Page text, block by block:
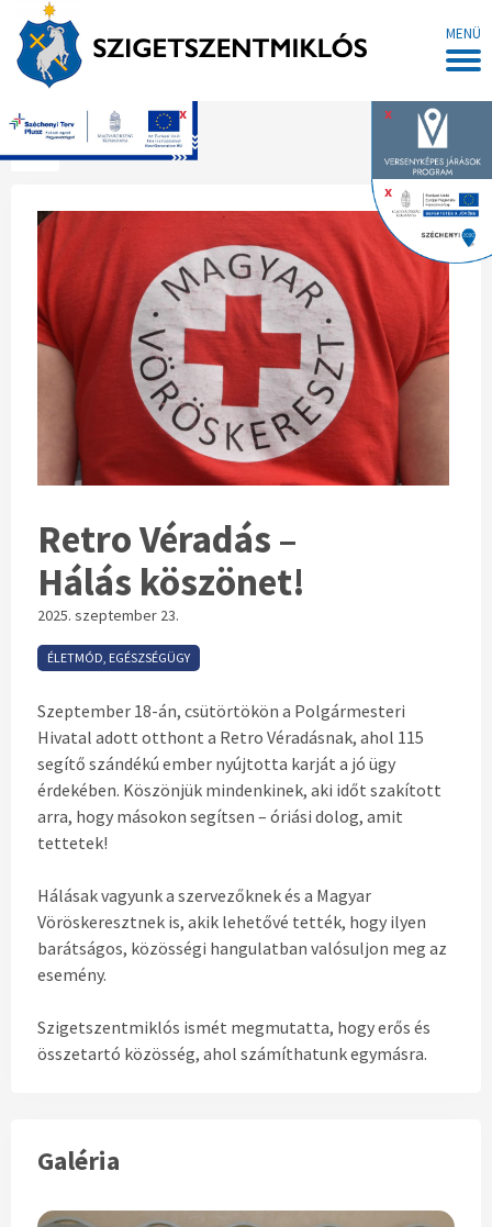
MENÜ
x
x
x
Főoldal
Retro Véradás –
Hálás köszönet!
2025. szeptember 23.
ÉLETMÓD, EGÉSZSÉGÜGY
Szeptember 18-án, csütörtökön a Polgármesteri
Hivatal adott otthont a Retro Véradásnak, ahol 115
segítő szándékú ember nyújtotta karját a jó ügy
érdekében. Köszönjük mindenkinek, aki időt szakított
arra, hogy másokon segítsen – óriási dolog, amit
tettetek!
Hálásak vagyunk a szervezőknek és a Magyar
Vöröskeresztnek is, akik lehetővé tették, hogy ilyen
barátságos, közösségi hangulatban valósuljon meg az
esemény.
Szigetszentmiklós ismét megmutatta, hogy erős és
összetartó közösség, ahol számíthatunk egymásra.
Galéria